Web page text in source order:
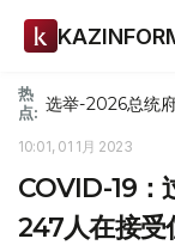
热
点: 选举-2026总统
10:01, 01 1月 2023
COVID-19：
247人在接受